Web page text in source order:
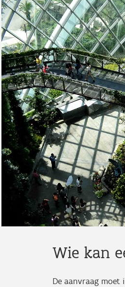
Wie kan
De aanvraag moet